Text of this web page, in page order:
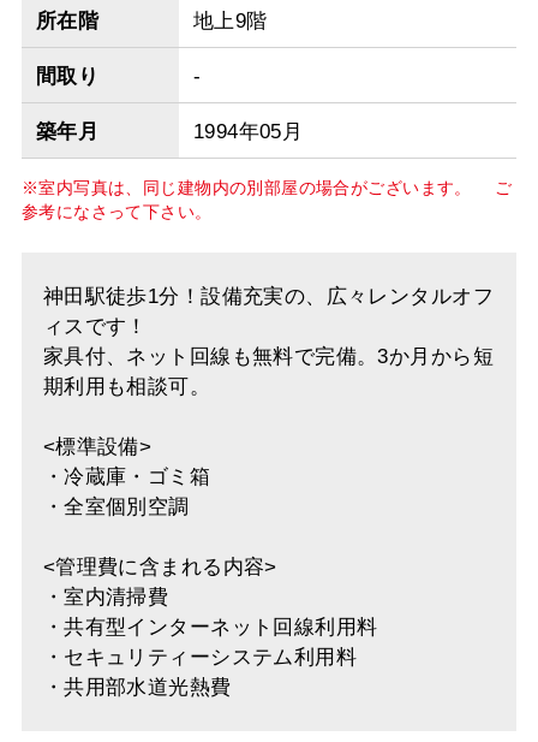
所在階 地上9階
間取り -
築年月 1994年05月
※室内写真は、同じ建物内の別部屋の場合がございます。 ご
参考になさって下さい。
神田駅徒歩1分！設備充実の、広々レンタルオフ
ィスです！
家具付、ネット回線も無料で完備。3か月から短
期利用も相談可。
<標準設備>
・冷蔵庫・ゴミ箱
・全室個別空調
<管理費に含まれる内容>
・室内清掃費
・共有型インターネット回線利用料
・セキュリティーシステム利用料
・共用部水道光熱費